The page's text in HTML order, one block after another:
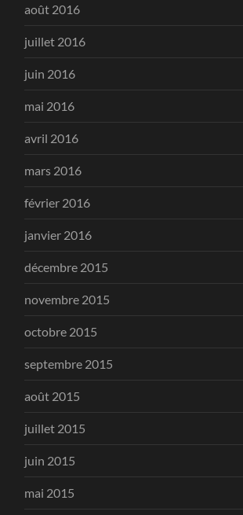
août 2016
juillet 2016
juin 2016
mai 2016
avril 2016
mars 2016
février 2016
janvier 2016
décembre 2015
novembre 2015
octobre 2015
septembre 2015
août 2015
juillet 2015
juin 2015
mai 2015